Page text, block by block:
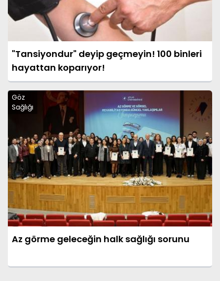
"Tansiyondur" deyip geçmeyin! 100 binleri
hayattan koparıyor!
Göz
Sağlığı
Az görme geleceğin halk sağlığı sorunu